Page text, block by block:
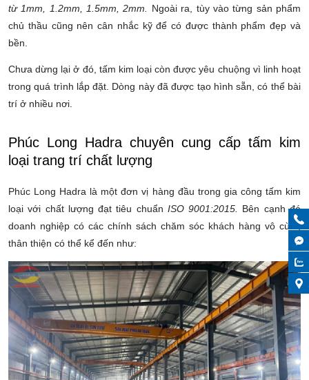
từ 1mm, 1.2mm, 1.5mm, 2mm.
Ngoài ra, tùy vào từng sản phẩm
chủ thầu cũng nên cân nhắc kỹ để có được thành phẩm đẹp và
bền.
Chưa dừng lại ở đó, tấm kim loại còn được yêu chuộng vì linh hoạt
trong quá trình lắp đặt. Dòng này đã được tạo hình sẵn, có thể bài
trí ở nhiều nơi.
Phúc Long Hadra chuyên cung cấp tấm kim
loại trang trí chất lượng
Phúc Long Hadra là một đơn vị hàng đầu trong gia công tấm kim
loại với chất lượng đạt tiêu chuẩn ISO 9001:2015. Bên cạnh đó
doanh nghiệp có các chính sách chăm sóc khách hàng vô cùng
thân thiện có thể kể đến như: